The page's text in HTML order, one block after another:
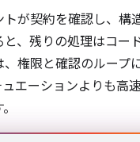
トが契約を確認し、構
、残りの処理はコー
、権限と確認のループ
ュエーションよりも高